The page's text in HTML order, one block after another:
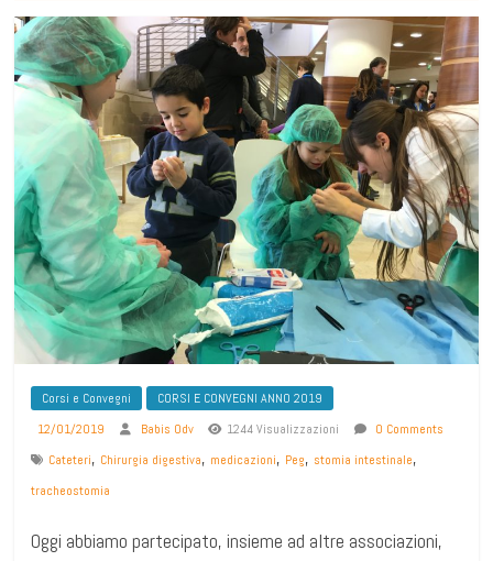
Corsi e Convegni
CORSI E CONVEGNI ANNO 2019
12/01/2019
Babis Odv 1244 Visualizzazioni
0 Comments
Cateteri, Chirurgia digestiva, medicazioni, Peg, stomia intestinale,
tracheostomia
Oggi abbiamo partecipato, insieme ad altre associazioni,